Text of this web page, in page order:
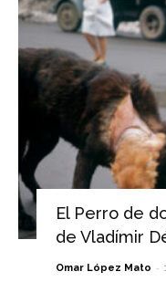
El Perro de
de Vladímir
Omar López Mato -